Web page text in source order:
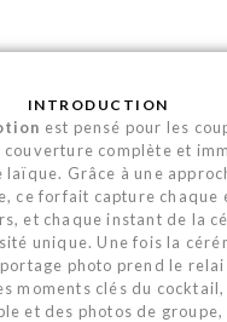
INTRODUCTION
est pensé pour les
couverture complète et
laïque. Grâce à une
ce forfait capture chaque
et chaque instant de la
unique. Une fois la
photo prend le
moments clés du cocktail,
et des photos de